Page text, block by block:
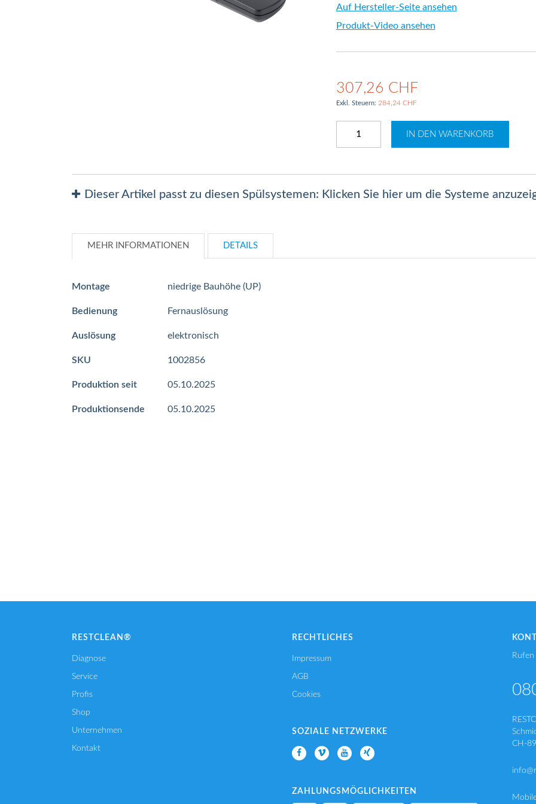
Auf Hersteller-Seite ansehen
Produkt-Video ansehen
307,26 CHF
284,24 CHF
IN DEN WARENKORB
Dieser Artikel passt zu diesen Spülsystemen: Klicken Sie hier um die Systeme
MEHR INFORMATIONEN
Mehr
Montage niedrige Bauhöhe (UP)
Bedienung Fernauslösung
Auslösung elektronisch
SKU 1002856
Produktion seit 05.10.2025
Produktionsende 05.10.2025
DETAILS
RESTCLEAN®
Diagnose
Service
Profis
Shop
Unternehmen
Kontakt
RECHTLICHES
Impressum
AGB
Cookies
SOZIALE NETZWERKE
ZAHLUNGSMÖGLICHKEITEN
CH-